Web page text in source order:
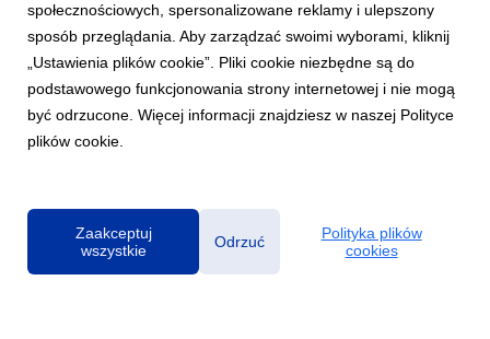
AUDIOSOULZ wracają z pozytywną energią.
Nowy utwór „PROMISE”
19 czerwca 2026
AUDIOSOULZ wracają z nowym singlem „PROMISE” -
utworem utrzymanym w tanecznym klimacie, z wyrazistym
kobiecym wokalem, który od pierwszych sekund napędza cały
społecznościowych, spersonalizowane reklamy i ulepszony
sposób przeglądania. Aby zarządzać swoimi wyborami, kliknij
„Ustawienia plików cookie”. Pliki cookie niezbędne są do
podstawowego funkcjonowania strony internetowej i nie mogą
być odrzucone. Więcej informacji znajdziesz w naszej Polityce
plików cookie.
Zaakceptuj
wszystkie
Odrzuć
Polityka plików
cookies